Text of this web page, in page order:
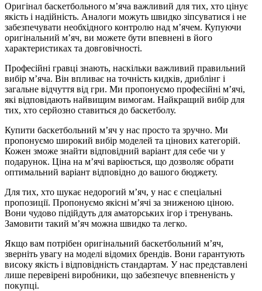
Оригінал баскетбольного м’яча важливий для тих, хто цінує
якість і надійність. Аналоги можуть швидко зіпсуватися і не
забезпечувати необхідного контролю над м’ячем. Купуючи
оригінальний м’яч, ви можете бути впевнені в його
характеристиках та довговічності.
Професійні гравці знають, наскільки важливий правильний
вибір м’яча. Він впливає на точність кидків, дриблінг і
загальне відчуття від гри. Ми пропонуємо професійні м’ячі,
які відповідають найвищим вимогам. Найкращий вибір для
тих, хто серйозно ставиться до баскетболу.
Купити баскетбольний м’яч у нас просто та зручно. Ми
пропонуємо широкий вибір моделей та цінових категорій.
Кожен зможе знайти відповідний варіант для себе чи у
подарунок. Ціна на м’ячі варіюється, що дозволяє обрати
оптимальний варіант відповідно до вашого бюджету.
Для тих, хто шукає недорогий м’яч, у нас є спеціальні
пропозиції. Пропонуємо якісні м’ячі за зниженою ціною.
Вони чудово підійдуть для аматорських ігор і тренувань.
Замовити такий м’яч можна швидко та легко.
Якщо вам потрібен оригінальний баскетбольний м’яч,
зверніть увагу на моделі відомих брендів. Вони гарантують
високу якість і відповідність стандартам. У нас представлені
лише перевірені виробники, що забезпечує впевненість у
покупці.